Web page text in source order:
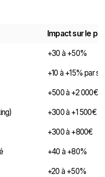
Impact sur le
+30 à +50%
+10 à +15% par
+500 à +2 000€
+300 à +1 500€
+300 à +800€
+40 à +80%
+20 à +50%